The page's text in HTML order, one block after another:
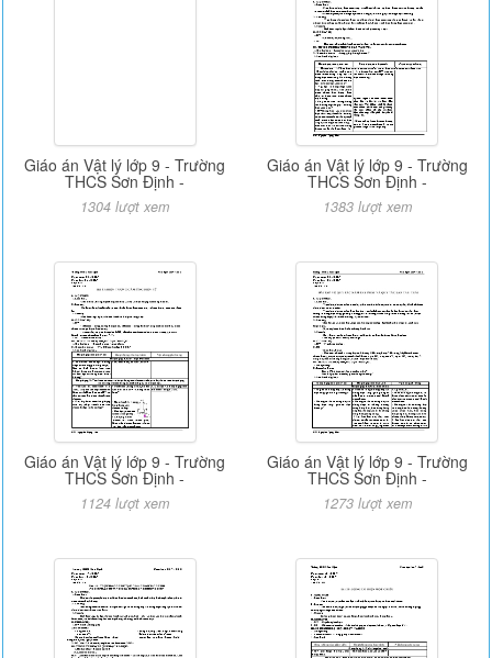
Giáo án Vật lý lớp 9 - Trường
THCS Sơn Định -
1304 lượt xem
Giáo án Vật lý lớp 9 - Trường
THCS Sơn Định -
1383 lượt xem
Giáo án Vật lý lớp 9 - Trường
THCS Sơn Định -
1124 lượt xem
Giáo án Vật lý lớp 9 - Trường
THCS Sơn Định -
1273 lượt xem